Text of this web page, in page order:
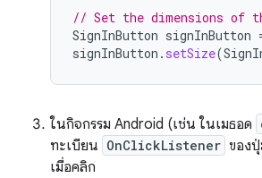
// Set the dimensions of
SignInButton signInButton
signInButton . setSize(
ในกิจกรรม Android (เช่น ในเมธอด
ทะเบียน OnClickListener ของ
เมื่อคลิก